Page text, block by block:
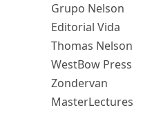
Grupo Nelson
Editorial Vida
Thomas Nelson
WestBow Press
Zondervan
MasterLectures